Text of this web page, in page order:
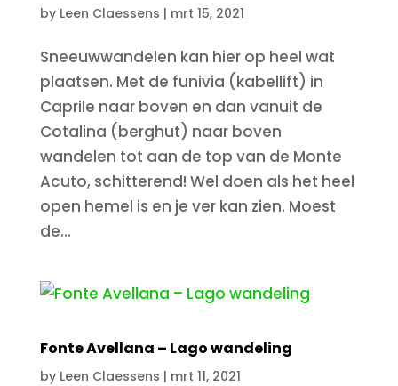
by Leen Claessens | mrt 15, 2021
Sneeuwwandelen kan hier op heel wat
plaatsen. Met de funivia (kabellift) in
Caprile naar boven en dan vanuit de
Cotalina (berghut) naar boven
wandelen tot aan de top van de Monte
Acuto, schitterend! Wel doen als het heel
open hemel is en je ver kan zien. Moest
de...
Fonte Avellana – Lago wandeling
by Leen Claessens | mrt 11, 2021